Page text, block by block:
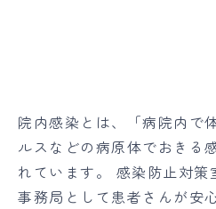
院内感染とは、「病院内で
ルスなどの病原体でおきる
れています。 感染防止対策
事務局として患者さんが安